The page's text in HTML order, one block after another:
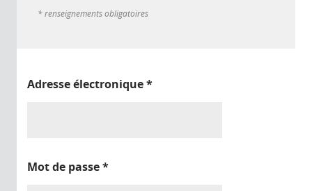
* renseignements obligatoires
Adresse électronique*
Mot de passe*